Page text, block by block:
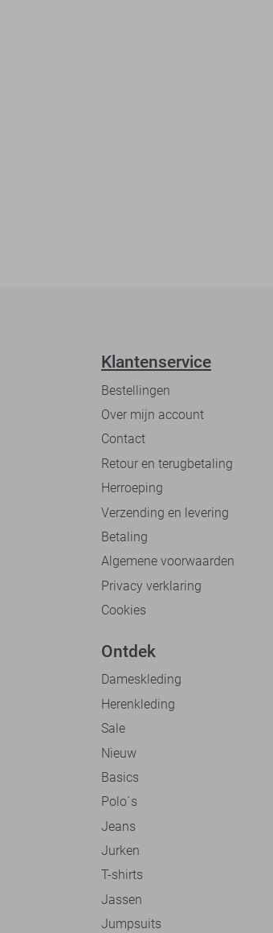
Klantenservice
Bestellingen
Over mijn account
Contact
Retour en terugbetaling
Herroeping
Verzending en levering
Betaling
Algemene voorwaarden
Privacy verklaring
Cookies
Ontdek
Dameskleding
Herenkleding
Sale
Nieuw
Basics
Polo`s
Jeans
Jurken
T-shirts
Jassen
Jumpsuits